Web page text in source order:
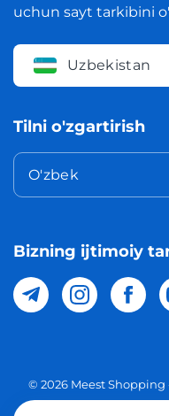
uchun sayt tarkibini
Uzbekistan
Tilni o'zgartirish
O'zbek
Bizning ijtimoiy
© 2026 Meest